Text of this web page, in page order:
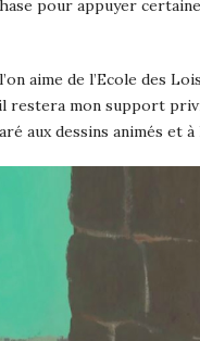
pour appuyer
aime de l’Ecole des
restera mon support
aux dessins animés et